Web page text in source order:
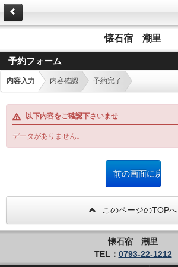
懐石宿 潮里
予約フォーム
内容入力 内容確認 予約完了
以下内容をご確認下さいませ
データがありません。
このページのTOPへ
懐石宿 潮里
TEL： 0793-22-1212